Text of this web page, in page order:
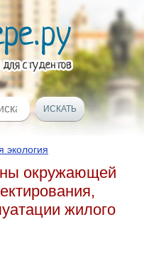
окружающей
жилого